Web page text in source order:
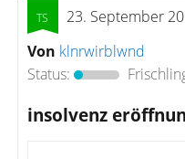
23. September
Von klnrwirblwnd
Status:
insolvenz